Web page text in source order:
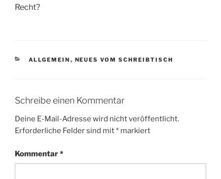
Recht?
KATEGORIEN
ALLGEMEIN , NEUES VOM SCHREIBTISCH
Schreibe einen Kommentar
Deine E-Mail-Adresse wird nicht veröffentlicht.
Erforderliche Felder sind mit* markiert
Kommentar*